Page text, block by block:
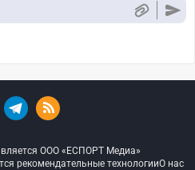
ООО «ЕСПОРТ Медиа»
рекомендательные технологииО нас